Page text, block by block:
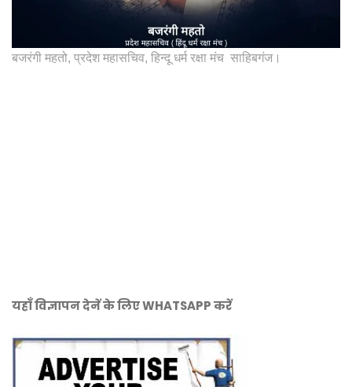
बजरंगी महतो, प्रदेश महासचिव, हिन्दू धर्म रक्षा मंच साहिबगंज।
यहाँ विज्ञापन देनें के लिए WHATSAPP करें